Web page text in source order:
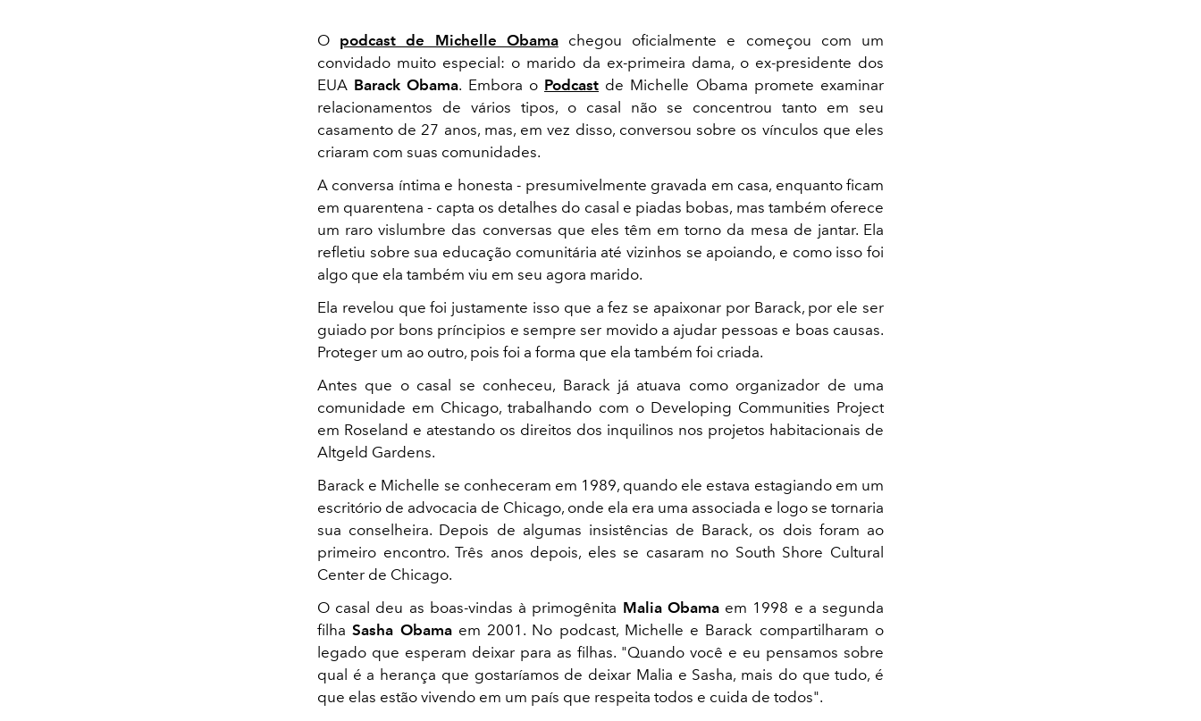
O podcast de Michelle Obamachegou oficialmente e começou com um
convidado muito especial: o marido da ex-primeira dama, o ex-presidente dos
EUA Barack Obama. Embora o Podcast de Michelle Obama promete examinar
relacionamentos de vários tipos, o casal não se concentrou tanto em seu
casamento de 27 anos, mas, em vez disso, conversou sobre os vínculos que eles
criaram com suas comunidades.
A conversa íntima e honesta - presumivelmente gravada em casa, enquanto ficam
em quarentena - capta os detalhes do casal e piadas bobas, mas também oferece
um raro vislumbre das conversas que eles têm em torno da mesa de jantar. Ela
refletiu sobre sua educação comunitária até vizinhos se apoiando, e como isso foi
algo que ela também viu em seu agora marido.
Ela revelou que foi justamente isso que a fez se apaixonar por Barack, por ele ser
guiado por bons príncipios e sempre ser movido a ajudar pessoas e boas causas.
Proteger um ao outro, pois foi a forma que ela também foi criada.
Antes que o casal se conheceu, Barack já atuava como organizador de uma
comunidade em Chicago, trabalhando com o Developing Communities Project
em Roseland e atestando os direitos dos inquilinos nos projetos habitacionais de
Altgeld Gardens.
Barack e Michelle se conheceram em 1989, quando ele estava estagiando em um
escritório de advocacia de Chicago, onde ela era uma associada e logo se tornaria
sua conselheira. Depois de algumas insistências de Barack, os dois foram ao
primeiro encontro. Três anos depois, eles se casaram no South Shore Cultural
Center de Chicago.
O casal deu as boas-vindas à primogênita Malia Obamaem 1998 e a segunda
filhaSasha Obamaem 2001. No podcast, Michelle e Barack compartilharam o
legado que esperam deixar para as filhas. "Quando você e eu pensamos sobre
qual é a herança que gostaríamos de deixar Malia e Sasha, mais do que tudo, é
que elas estão vivendo em um país que respeita todos e cuida de todos".